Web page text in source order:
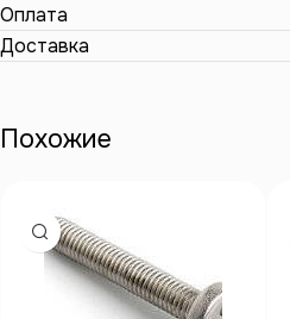
Оплата
Доставка
Похожие